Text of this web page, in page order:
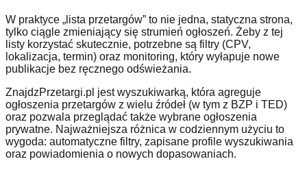
W praktyce „lista przetargów” to nie jedna, statyczna strona,
tylko ciągle zmieniający się strumień ogłoszeń. Żeby z tej
listy korzystać skutecznie, potrzebne są filtry (CPV,
lokalizacja, termin) oraz monitoring, który wyłapuje nowe
publikacje bez ręcznego odświeżania.
ZnajdzPrzetargi.pl jest wyszukiwarką, która agreguje
ogłoszenia przetargów z wielu źródeł (w tym z BZP i TED)
oraz pozwala przeglądać także wybrane ogłoszenia
prywatne. Najważniejsza różnica w codziennym użyciu to
wygoda: automatyczne filtry, zapisane profile wyszukiwania
oraz powiadomienia o nowych dopasowaniach.